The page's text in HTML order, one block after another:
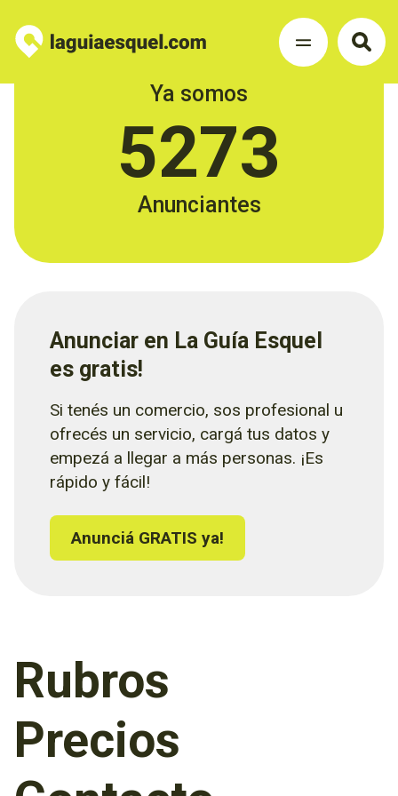
Ya somos
5273
Anunciantes
Anunciar en La Guía Esquel
es gratis!
Si tenés un comercio, sos profesional u
ofrecés un servicio, cargá tus datos y
empezá a llegar a más personas. ¡Es
rápido y fácil!
Anunciá GRATIS ya!
Rubros
Precios